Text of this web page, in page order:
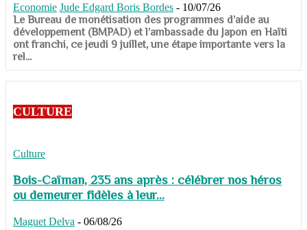
Economie Jude Edgard Boris Bordes - 10/07/26
​​​​​​​Le Bureau de monétisation des programmes d’aide au
développement (BMPAD) et l’ambassade du Japon en Haïti
ont franchi, ce jeudi 9 juillet, une étape importante vers la
rel...
CULTURE
Culture
Bois-Caïman, 235 ans après : célébrer nos héros
ou demeurer fidèles à leur...
Maguet Delva - 06/08/26